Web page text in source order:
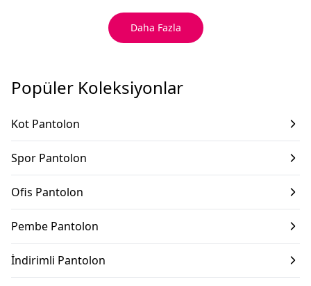
Daha Fazla
Popüler Koleksiyonlar
Kot Pantolon
Spor Pantolon
Ofis Pantolon
Pembe Pantolon
İndirimli Pantolon